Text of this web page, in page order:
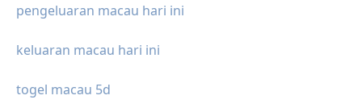
pengeluaran macau hari ini
keluaran macau hari ini
togel macau 5d